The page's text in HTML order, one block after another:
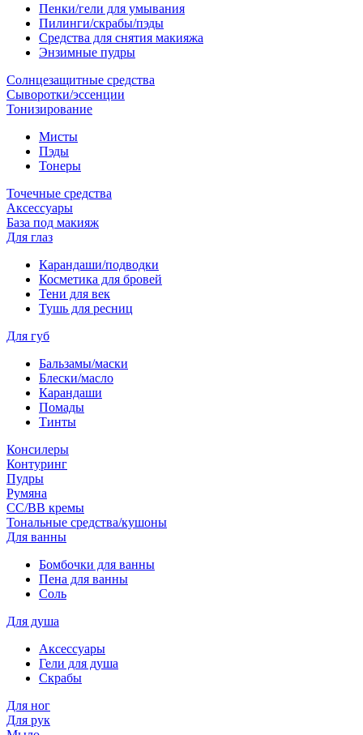
Пенки/гели для умывания
Пилинги/скрабы/пэды
Средства для снятия макияжа
Энзимные пудры
Солнцезащитные средства
Сыворотки/эссенции
Тонизирование
Мисты
Пэды
Тонеры
Точечные средства
Аксессуары
База под макияж
Для глаз
Карандаши/подводки
Косметика для бровей
Тени для век
Тушь для ресниц
Для губ
Бальзамы/маски
Блески/масло
Карандаши
Помады
Тинты
Консилеры
Контуринг
Пудры
Румяна
СС/ВВ кремы
Тональные средства/кушоны
Для ванны
Бомбочки для ванны
Пена для ванны
Соль
Для душа
Аксессуары
Гели для душа
Скрабы
Для ног
Для рук